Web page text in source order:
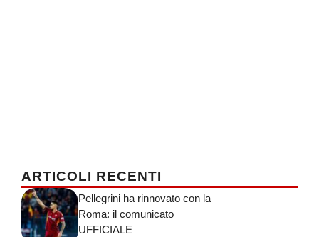
ARTICOLI RECENTI
Pellegrini ha rinnovato con la
Roma: il comunicato
UFFICIALE